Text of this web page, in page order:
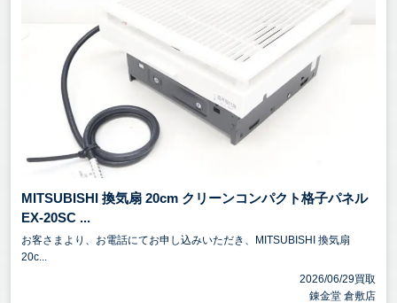
MITSUBISHI 換気扇 20cm クリーンコンパクト格子パネル
EX-20SC ...
お客さまより、お電話にてお申し込みいただき、MITSUBISHI 換気扇
20c...
2026/06/29買取
錬金堂 倉敷店